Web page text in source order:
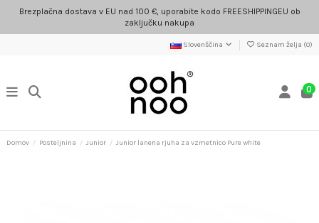
Brezplačna dostava v EU nad 100 €, uporabite kodo FREESHIPPINGEU ob
zaključku nakupa
Slovenščina Seznam želja (0)
0
Domov Posteljnina Junior Junior lanena rjuha za vzmetnico Pure white